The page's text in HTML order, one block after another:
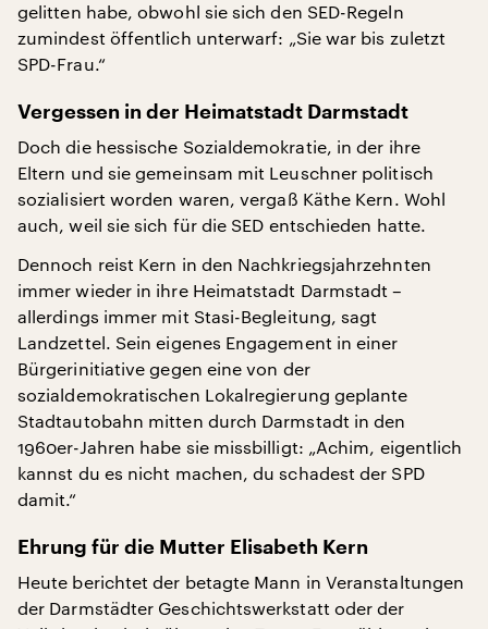
gelitten habe, obwohl sie sich den SED-Regeln
zumindest öffentlich unterwarf: „Sie war bis zuletzt
SPD-Frau.“
Vergessen in der Heimatstadt Darmstadt
Doch die hessische Sozialdemokratie, in der ihre
Eltern und sie gemeinsam mit Leuschner politisch
sozialisiert worden waren, vergaß Käthe Kern. Wohl
auch, weil sie sich für die SED entschieden hatte.
Dennoch reist Kern in den Nachkriegsjahrzehnten
immer wieder in ihre Heimatstadt Darmstadt –
allerdings immer mit Stasi-Begleitung, sagt
Landzettel. Sein eigenes Engagement in einer
Bürgerinitiative gegen eine von der
sozialdemokratischen Lokalregierung geplante
Stadtautobahn mitten durch Darmstadt in den
1960er-Jahren habe sie missbilligt: „Achim, eigentlich
kannst du es nicht machen, du schadest der SPD
damit.“
Ehrung für die Mutter Elisabeth Kern
Heute berichtet der betagte Mann in Veranstaltungen
der Darmstädter Geschichtswerkstatt oder der